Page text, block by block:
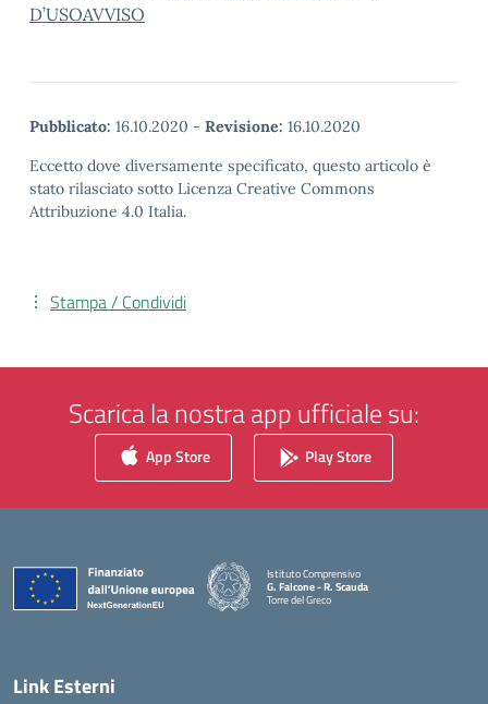
D’USOAVVISO
Pubblicato: 16.10.2020 - Revisione: 16.10.2020
Eccetto dove diversamente specificato, questo articolo è
stato rilasciato sotto Licenza Creative Commons
Attribuzione 4.0 Italia.
Stampa / Condividi
Scarica la nostra app ufficiale su:
App Store Play Store
Istituto Comprensivo
G. Falcone - R. Scauda
Torre del Greco
Link Esterni